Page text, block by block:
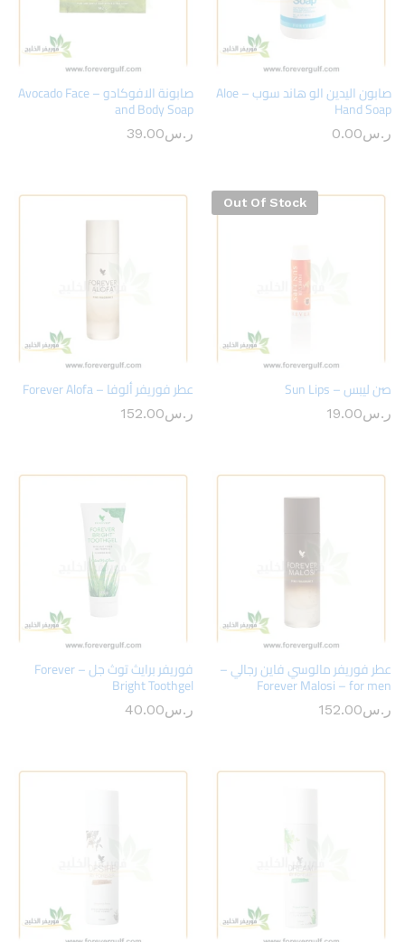
صابون اليدين الو هاند سوب – Aloe
Hand Soap
ر.س0.00
صابونة الافوكادو – Avocado Face
and Body Soap
ر.س39.00
Out Of Stock
صن ليبس – Sun Lips
ر.س19.00
عطر فوريفر ألوفا – Forever Alofa
ر.س152.00
عطر فوريفر مالوسي فاين رجالي –
Forever Malosi – for men
ر.س152.00
فوريفر برايث توث جل – Forever
Bright Toothgel
ر.س40.00